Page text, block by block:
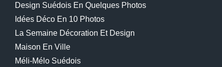
Design Suédois En Quelques Photos
Idées Déco En 10 Photos
La Semaine Décoration Et Design
Maison En Ville
Méli-Mélo Suédois